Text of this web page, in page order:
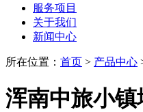
服务项目
关于我们
新闻中心
所在位置： 首页 > 产品中心
浑南中旅小